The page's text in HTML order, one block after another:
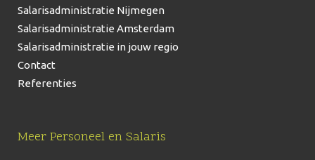
Salarisadministratie Nijmegen
Salarisadministratie Amsterdam
Salarisadministratie in jouw regio
Contact
Referenties
Meer Personeel en Salaris